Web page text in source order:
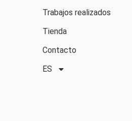
Trabajos realizados
Tienda
Contacto
ES